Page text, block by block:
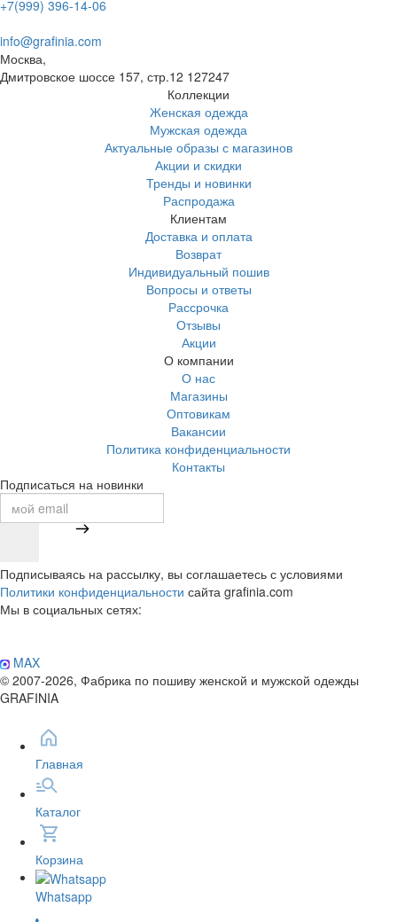
+7(999) 396-14-06
info@grafinia.com
Москва,
Дмитровское шоссе 157, стр.12 127247
Коллекции
Женская одежда
Мужская одежда
Актуальные образы с магазинов
Акции и скидки
Тренды и новинки
Распродажа
Клиентам
Доставка и оплата
Возврат
Индивидуальный пошив
Вопросы и ответы
Рассрочка
Отзывы
Акции
О компании
О нас
Магазины
Оптовикам
Вакансии
Политика конфиденциальности
Контакты
Подписаться на новинки
Подписываясь на рассылку, вы соглашаетесь с условиями
Политики конфиденциальности сайта grafinia.com
Мы в социальных сетях:
MAX
© 2007-2026, Фабрика по пошиву женской и мужской одежды
GRAFINIA
Главная
Каталог
Корзина
Whatsapp